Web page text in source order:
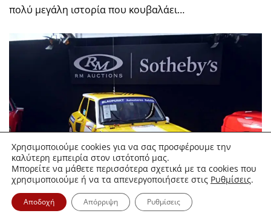
πολύ μεγάλη ιστορία που κουβαλάει…
Χρησιμοποιούμε cookies για να σας προσφέρουμε την
καλύτερη εμπειρία στον ιστότοπό μας.
Μπορείτε να μάθετε περισσότερα σχετικά με τα cookies που
χρησιμοποιούμε ή να τα απενεργοποιήσετε στις Ρυθμίσεις.
Αποδοχή Απόρριψη Ρυθμίσεις